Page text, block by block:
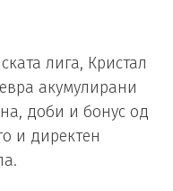
лига, Кристал
акумулирани
доби и бонус од
и директен